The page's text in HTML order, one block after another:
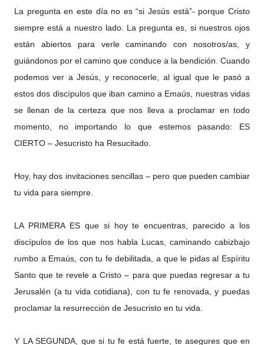
La pregunta en este día no es “si Jesús está”- porque Cristo
siempre está a nuestro lado. La pregunta es, si nuestros ojos
están abiertos para verle caminando con nosotros/as, y
guiándonos por el camino que conduce a la bendición. Cuando
podemos ver a Jesús, y reconocerle, al igual que le pasó a
estos dos discípulos que iban camino a Emaús, nuestras vidas
se llenan de la certeza que nos lleva a proclamar en todo
momento, no importando lo que estemos pasando: ES
CIERTO – Jesucristo ha Resucitado.
Hoy, hay dos invitaciones sencillas – pero que pueden cambiar
tu vida para siempre.
LA PRIMERA ES que si hoy te encuentras, parecido a los
discípulos de los que nos habla Lucas, caminando cabizbajo
rumbo a Emaús, con tu fe debilitada, a que le pidas al Espíritu
Santo que te revele a Cristo – para que puedas regresar a tu
Jerusalén (a tu vida cotidiana), con tu fe renovada, y puedas
proclamar la resurrección de Jesucristo en tu vida.
Y LA SEGUNDA, que si tu fe está fuerte, te asegures que en